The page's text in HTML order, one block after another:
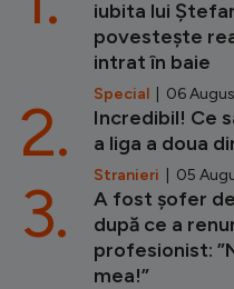
iubita lui
povestește
intrat în baie
Special | 06
Incredibil! Ce
a liga a doua
Stranieri | 05
2.
A fost șofer
după ce a
profesionist:
mea!”
3.